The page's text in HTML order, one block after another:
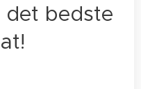
det bedste